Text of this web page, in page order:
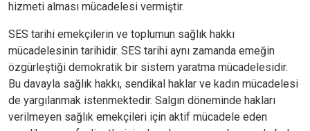
hizmeti alması mücadelesi vermiştir.
SES tarihi emekçilerin ve toplumun sağlık hakkı
mücadelesinin tarihidir. SES tarihi aynı zamanda emeğin
özgürleştiği demokratik bir sistem yaratma mücadelesidir.
Bu davayla sağlık hakkı, sendikal haklar ve kadın mücadelesi
de yargılanmak istenmektedir. Salgın döneminde hakları
verilmeyen sağlık emekçileri için aktif mücadele eden